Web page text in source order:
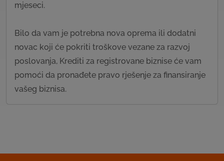
mjeseci.
Bilo da vam je potrebna nova oprema ili dodatni
novac koji će pokriti troškove vezane za razvoj
poslovanja, Krediti za registrovane biznise će vam
pomoći da pronađete pravo rješenje za finansiranje
vašeg biznisa.